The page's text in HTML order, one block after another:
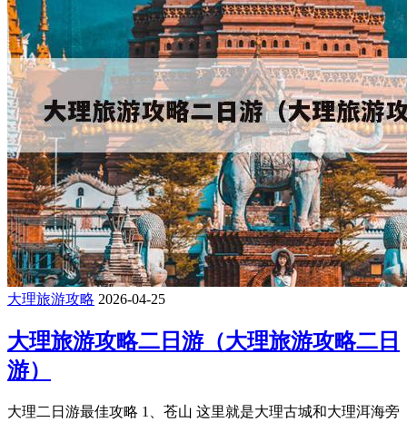
大理旅游攻略 2026-04-25
大理旅游攻略二日游（大理旅游攻略二日
游）
大理二日游最佳攻略 1、苍山 这里就是大理古城和大理洱海旁